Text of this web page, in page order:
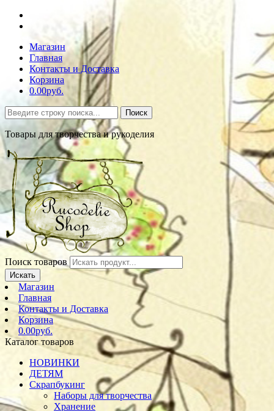
Магазин
Главная
Контакты и Доставка
Корзина
0.00руб.
Поиск
Товары для творчества и рукоделия
Поиск товаров
Искать
Магазин
Главная
Контакты и Доставка
Корзина
0.00руб.
Каталог товаров
НОВИНКИ
ДЕТЯМ
Скрапбукинг
Наборы для творчества
Хранение